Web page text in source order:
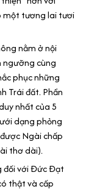
một tương lai tươi
nằm ở nội
ngưỡng cùng
phục những
Trái đất. Phần
nhất của 5
dạng phỏng
Ngài chấp
thơ dài).
đối với Đức Đạt
thật và cấp